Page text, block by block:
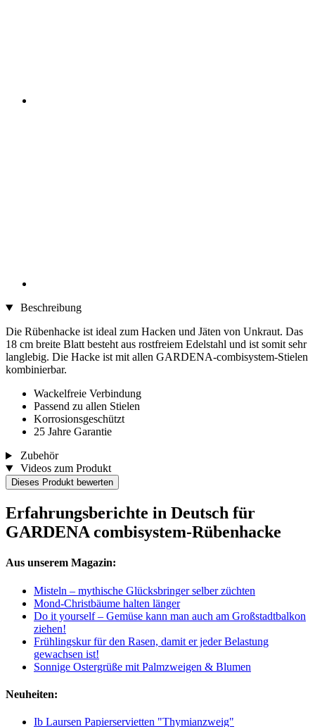
Beschreibung
Die Rübenhacke ist ideal zum Hacken und Jäten von Unkraut. Das
18 cm breite Blatt besteht aus rostfreiem Edelstahl und ist somit sehr
langlebig. Die Hacke ist mit allen GARDENA-combisystem-Stielen
kombinierbar.
Wackelfreie Verbindung
Passend zu allen Stielen
Korrosionsgeschützt
25 Jahre Garantie
Zubehör
Videos zum Produkt
Dieses Produkt bewerten
Erfahrungsberichte in Deutsch für
GARDENA combisystem-Rübenhacke
Aus unserem Magazin:
Misteln – mythische Glücksbringer selber züchten
Mond-Christbäume halten länger
Do it yourself – Gemüse kann man auch am Großstadtbalkon
ziehen!
Frühlingskur für den Rasen, damit er jeder Belastung
gewachsen ist!
Sonnige Ostergrüße mit Palmzweigen & Blumen
Neuheiten:
Ib Laursen Papierservietten "Thymianzweig"